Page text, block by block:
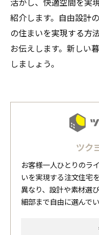
紹介します。自由設計
の住まいを実現する方
お伝えします。新しい
しましょう。
ツク
お客様一人ひとりのラ
いを実現する注文住宅
異なり、設計や素材選
細部まで自由に選んで